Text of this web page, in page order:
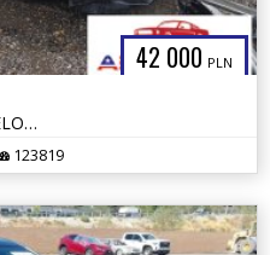
42 000 PLN
2022r., ALFA ROMEO GIULIA VELOCE TI RWD, 2L, od ubezpieczalni
123819